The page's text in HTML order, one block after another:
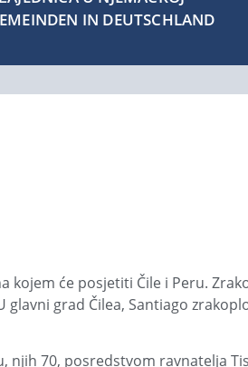
IN DEUTSCHLAND
kojem će posjetiti Čile i Peru.
grad Čilea, Santiago
70, posredstvom ravnatelja